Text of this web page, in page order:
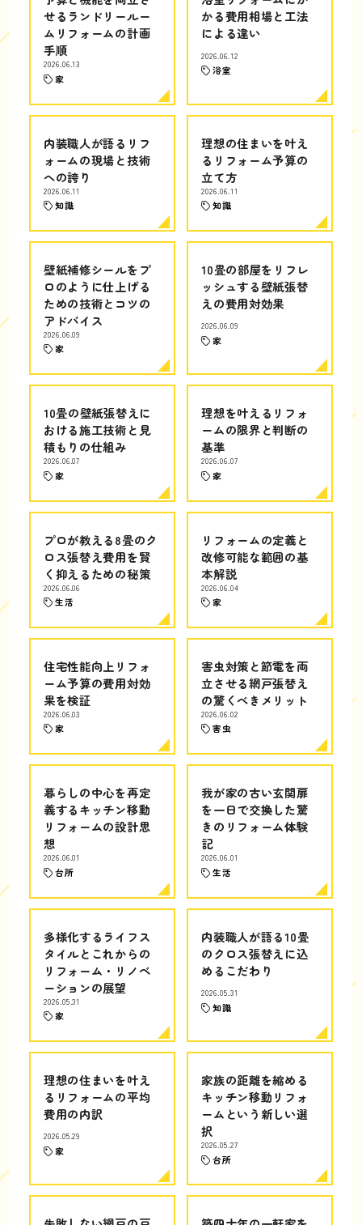
せるランドリールー
ムリフォームの計画
手順
2026.06.13
家
かる費用相場と工法
による違い
2026.06.12
浴室
内装職人が語るリフ
ォームの現場と技術
への誇り
2026.06.11
知識
理想の住まいを叶え
るリフォーム予算の
立て方
2026.06.11
知識
壁紙補修シールをプ
ロのように仕上げる
ための技術とコツの
アドバイス
2026.06.09
家
10畳の部屋をリフレ
ッシュする壁紙張替
えの費用対効果
2026.06.09
家
10畳の壁紙張替えに
おける施工技術と見
積もりの仕組み
2026.06.07
家
理想を叶えるリフォ
ームの限界と判断の
基準
2026.06.07
家
プロが教える8畳のク
ロス張替え費用を賢
く抑えるための秘策
2026.06.06
生活
リフォームの定義と
改修可能な範囲の基
本解説
2026.06.04
家
住宅性能向上リフォ
ーム予算の費用対効
果を検証
2026.06.03
家
害虫対策と節電を両
立させる網戸張替え
の驚くべきメリット
2026.06.02
害虫
暮らしの中心を再定
義するキッチン移動
リフォームの設計思
想
2026.06.01
台所
我が家の古い玄関扉
を一日で交換した驚
きのリフォーム体験
記
2026.06.01
生活
多様化するライフス
タイルとこれからの
リフォーム・リノベ
ーションの展望
2026.05.31
家
内装職人が語る10畳
のクロス張替えに込
めるこだわり
2026.05.31
知識
理想の住まいを叶え
るリフォームの平均
費用の内訳
2026.05.29
家
家族の距離を縮める
キッチン移動リフォ
ームという新しい選
択
2026.05.27
台所